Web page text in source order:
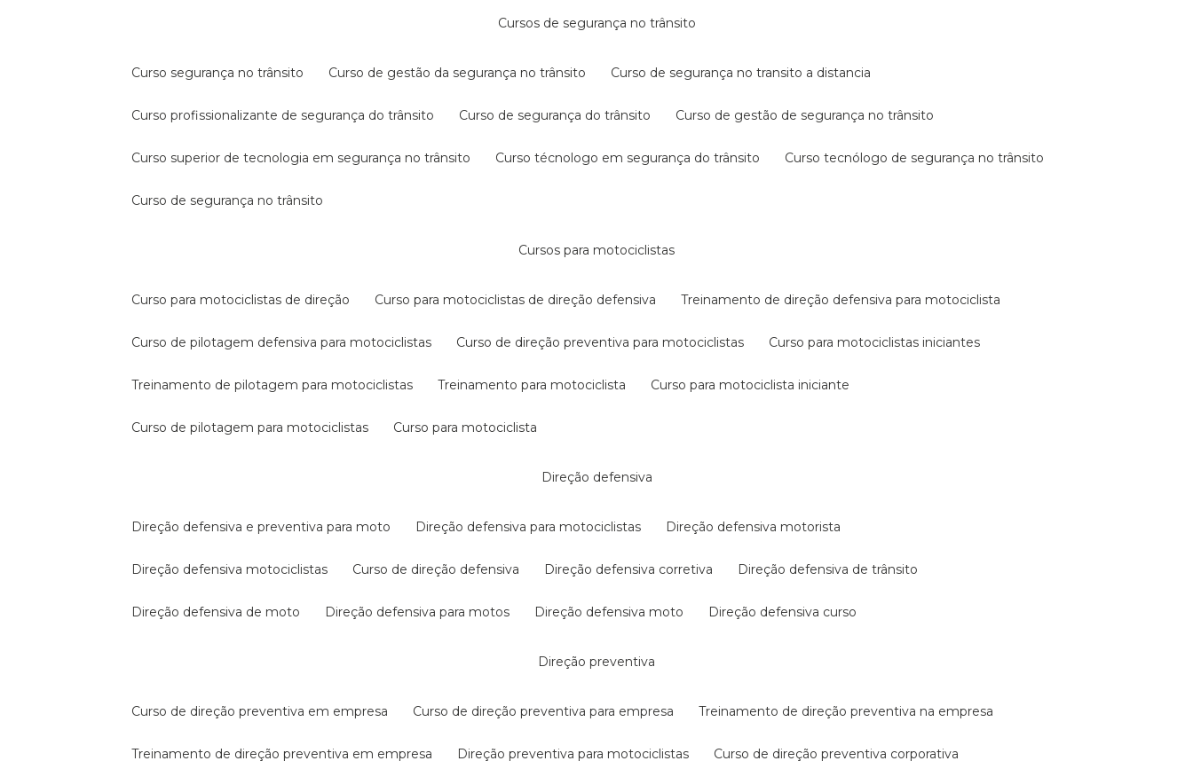
cursos de segurança no trânsito
curso segurança no trânsito curso de gestão da segurança no trânsito curso de segurança no transito a distancia
curso profissionalizante de segurança do trânsito curso de segurança do trânsito curso de gestão de segurança no trânsito
curso superior de tecnologia em segurança no trânsito curso técnologo em segurança do trânsito curso tecnólogo de segurança no trânsito
curso de segurança no trânsito
cursos para motociclistas
curso para motociclistas de direção curso para motociclistas de direção defensiva treinamento de direção defensiva para motociclista
curso de pilotagem defensiva para motociclistas curso de direção preventiva para motociclistas curso para motociclistas iniciantes
treinamento de pilotagem para motociclistas treinamento para motociclista curso para motociclista iniciante
curso de pilotagem para motociclistas curso para motociclista
direção defensiva
direção defensiva e preventiva para moto direção defensiva para motociclistas direção defensiva motorista
direção defensiva motociclistas curso de direção defensiva direção defensiva corretiva direção defensiva de trânsito
direção defensiva de moto direção defensiva para motos direção defensiva moto direção defensiva curso
direção preventiva
curso de direção preventiva em empresa curso de direção preventiva para empresa treinamento de direção preventiva na empresa
treinamento de direção preventiva em empresa direção preventiva para motociclistas curso de direção preventiva corporativa